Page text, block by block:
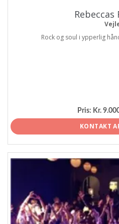
Rebeccas
Rock og soul i ypperlig
Pris: Kr.
KONTAKT